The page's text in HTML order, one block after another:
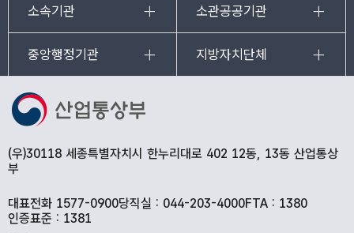
소속기관 소관공공기관
중앙행정기관 지방자치단체
(우)30118 세종특별자치시 한누리대로 402 12동, 13동 산업통상
부
대표전화 1577-0900당직실 : 044-203-4000FTA : 1380
인증표준 : 1381